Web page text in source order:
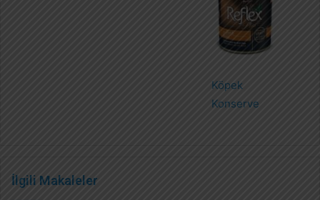
Köpek
Konserve
İlgili Makaleler